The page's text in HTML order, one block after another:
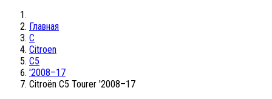
Главная
C
Citroen
C5
'2008–17
Citroën C5 Tourer '2008–17